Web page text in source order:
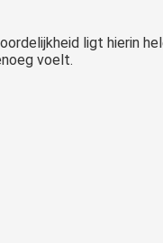
ligt hierin
voelt.